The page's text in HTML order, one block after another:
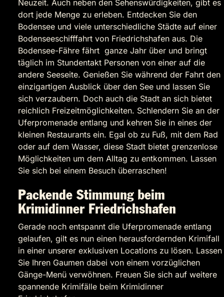
Neuzeit. Auch neben den Sehenswürdigkeiten, gibt es
dort jede Menge zu erleben. Entdecken Sie den
Bodensee und viele unterschiedliche Städte auf einer
Bodenseeschifffahrt von Friedrichshafen aus. Die
Bodensee-Fähre fährt ganze Jahr über und bringt
täglich im Stundentakt Personen von einer auf die
andere Seeseite. Genießen Sie während der Fahrt den
einzigartigen Ausblick über den See und lassen Sie
sich verzaubern. Doch auch die Stadt an sich bietet
reichlich Freizeitmöglichkeiten. Schlendern Sie an der
Uferpromenade entlang und kehren Sie in eines der
kleinen Restaurants ein. Egal ob zu Fuß, mit dem Rad
oder auf dem Wasser, diese Stadt bietet grenzenlose
Möglichkeiten um dem Alltag zu entkommen. Lassen
Sie sich bei einem Besuch überraschen!
Packende Stimmung beim
Krimidinner Friedrichshafen
Gerade noch entspannt die Uferpromenade entlang
gelaufen, gilt es nun einen herausfordernden Krimifall
in einer unserer exklusiven Locations zu lösen. Lassen
Sie Ihren Gaumen dabei von einem vorzüglichen
Gänge-Menü verwöhnen. Freuen Sie sich auf weitere
spannende Krimifälle beim Krimidinner